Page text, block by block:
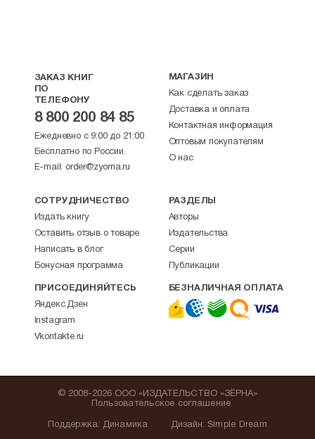
ЗАКАЗ КНИГ
ПО
ТЕЛЕФОНУ
8 800 200 84 85
Ежедневно с 9:00 до 21:00
Бесплатно по России.
E-mail: order@zyorna.ru
МАГАЗИН
Как сделать заказ
Доставка и оплата
Контактная информация
Оптовым покупателям
О нас
СОТРУДНИЧЕСТВО
Издать книгу
Оставить отзыв о товаре
Написать в блог
Бонусная программа
РАЗДЕЛЫ
Авторы
Издательства
Серии
Публикации
ПРИСОЕДИНЯЙТЕСЬ
Яндекс.Дзен
Instagram
Vkontakte.ru
БЕЗНАЛИЧНАЯ ОПЛАТА
Поддержка: Динамика
© 2008-2026 ООО «ИЗДАТЕЛЬСТВО «ЗЁРНА»
Пользовательское соглашение
Дизайн: Simple Dream